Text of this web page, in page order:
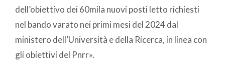
dell’obiettivo dei 60mila nuovi posti letto richiesti
nel bando varato nei primi mesi del 2024 dal
ministero dell’Università e della Ricerca, in linea con
gli obiettivi del Pnrr».